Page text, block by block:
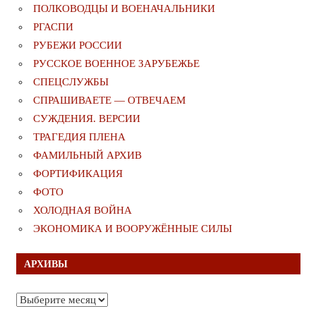
ПОЛКОВОДЦЫ И ВОЕНАЧАЛЬНИКИ
РГАСПИ
РУБЕЖИ РОССИИ
РУССКОЕ ВОЕННОЕ ЗАРУБЕЖЬЕ
СПЕЦСЛУЖБЫ
СПРАШИВАЕТЕ — ОТВЕЧАЕМ
СУЖДЕНИЯ. ВЕРСИИ
ТРАГЕДИЯ ПЛЕНА
ФАМИЛЬНЫЙ АРХИВ
ФОРТИФИКАЦИЯ
ФОТО
ХОЛОДНАЯ ВОЙНА
ЭКОНОМИКА И ВООРУЖЁННЫЕ СИЛЫ
АРХИВЫ
Архивы